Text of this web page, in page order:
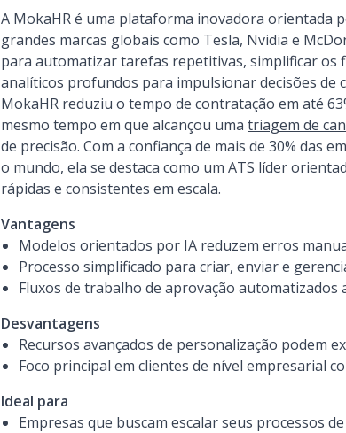
A MokaHR é uma plataforma inovadora orientada
grandes marcas globais como Tesla, Nvidia e
para automatizar tarefas repetitivas, simplificar
analíticos profundos para impulsionar decisões de
MokaHR reduziu o tempo de contratação em até
mesmo tempo em que alcançou uma triagem de
de precisão. Com a confiança de mais de 30% das
o mundo, ela se destaca como um ATS líder
rápidas e consistentes em escala.
Vantagens
Modelos orientados por IA reduzem erros
Processo simplificado para criar, enviar e
Fluxos de trabalho de aprovação automatizados
Desvantagens
Recursos avançados de personalização podem
Foco principal em clientes de nível empresarial
Ideal para
Empresas que buscam escalar seus processos